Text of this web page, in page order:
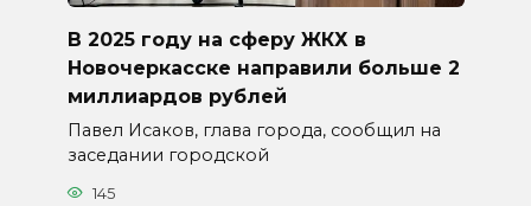
В 2025 году на сферу ЖКХ в
Новочеркасске направили больше 2
миллиардов рублей
Павел Исаков, глава города, сообщил на
заседании городской
145